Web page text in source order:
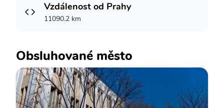
Vzdálenost od Prahy
11090.2 km
Obsluhované město